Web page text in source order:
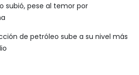
subió, pese al temor por
de petróleo sube a su nivel más